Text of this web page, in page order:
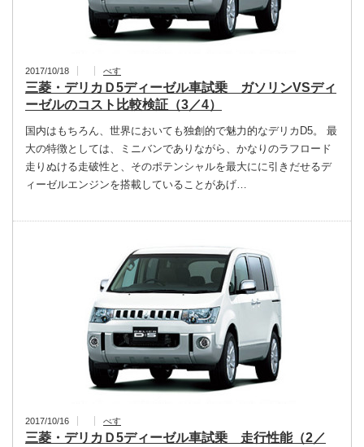
2017/10/18 べす
三菱・デリカＤ5ディーゼル車試乗 ガソリンVSディ
ーゼルのコスト比較検証（3／4）
国内はもちろん、世界においても独創的で魅力的なデリカD5。 最
大の特徴としては、ミニバンでありながら、かなりのラフロード
走りぬける走破性と、そのポテンシャルを最大にに引きだせるデ
ィーゼルエンジンを搭載していることがあげ…
2017/10/16 べす
三菱・デリカＤ5ディーゼル車試乗 走行性能（2／